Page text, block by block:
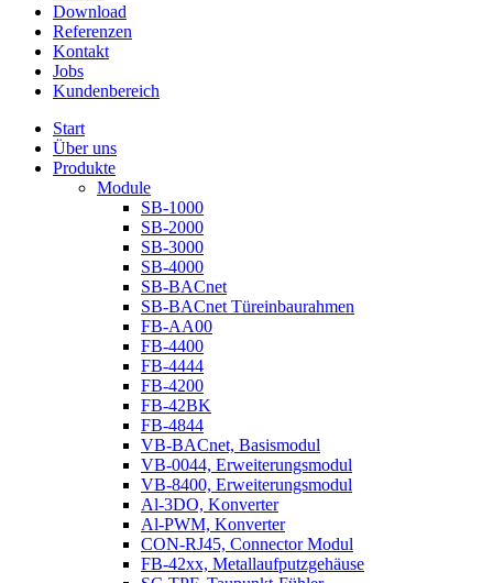
Download
Referenzen
Kontakt
Jobs
Kundenbereich
Start
Über uns
Produkte
Module
SB-1000
SB-2000
SB-3000
SB-4000
SB-BACnet
SB-BACnet Türeinbaurahmen
FB-AA00
FB-4400
FB-4444
FB-4200
FB-42BK
FB-4844
VB-BACnet, Basismodul
VB-0044, Erweiterungsmodul
VB-8400, Erweiterungsmodul
Al-3DO, Konverter
Al-PWM, Konverter
CON-RJ45, Connector Modul
FB-42xx, Metallaufputzgehäuse